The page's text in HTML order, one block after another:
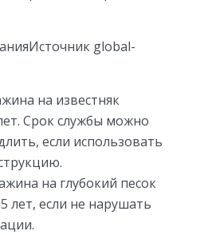
global-
на известняк
Срок службы можно
если использовать
на глубокий песок
лет, если не нарушать